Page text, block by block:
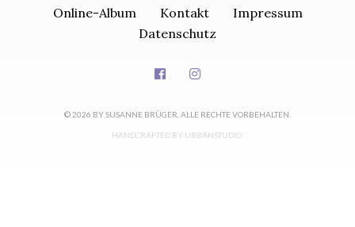
Online-Album Kontakt
Impressum
Datenschutz
© 2026 BY SUSANNE BRÜGER. ALLE RECHTE VORBEHALTEN.
HANDCRAFTED BY URBANSTUDIO